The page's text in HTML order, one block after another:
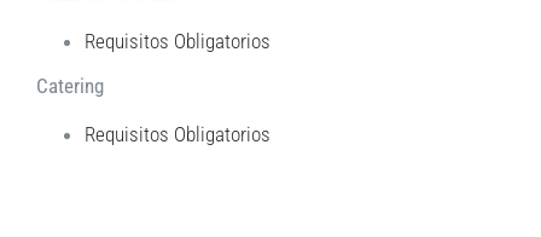
Requisitos Obligatorios
Catering
Requisitos Obligatorios